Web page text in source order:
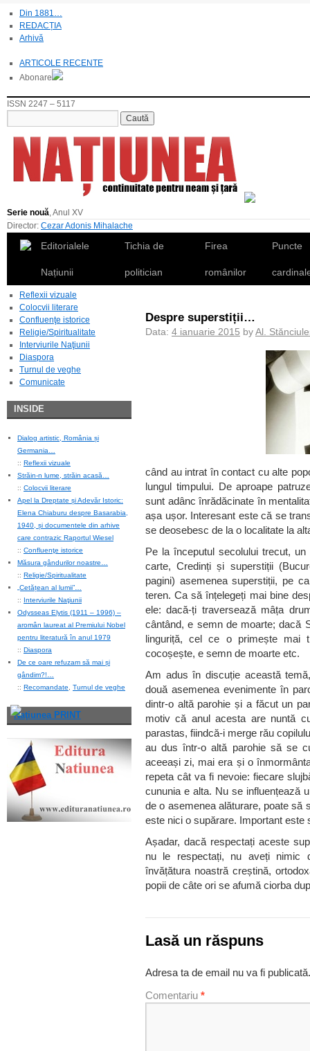
Din 1881…
REDACȚIA
Arhivă
ARTICOLE RECENTE
Abonare
ISSN 2247 – 5117
Serie nouă, Anul XV
Director: Cezar Adonis Mihalache
Editorialele
Națiunii
Tichia de
politician
Firea
românilor
Puncte
Reflexii vizuale
Colocvii literare
Confluenţe istorice
Religie/Spiritualitate
Interviurile Naţiunii
Diaspora
Turnul de veghe
Comunicate
INSIDE
Dialog artistic, România și
Germania…
:: Reflexii vizuale
Străin-n lume, străin acasă…
:: Colocvii literare
Apel la Dreptate și Adevăr Istoric:
Elena Chiaburu despre Basarabia,
1940, și documentele din arhive
care contrazic Raportul Wiesel
:: Confluenţe istorice
Măsura gândurilor noastre…
:: Religie/Spiritualitate
„Cetățean al lumii”…
:: Interviurile Naţiunii
Odysseas Elytis (1911 – 1996) –
aromân laureat al Premiului Nobel
pentru literatură în anul 1979
:: Diaspora
De ce oare refuzam să mai și
gândim?!…
:: Recomandate Turnul de veghe
Naţiunea PRINT
Despre superstiții…
Data: 4 ianuarie 2015 byAl.
când au intrat în contact cu alte
lungul timpului. De aproape
sunt adânc înrădăcinate în
așa ușor. Interesant este că se
se deosebesc de la o localitate la
Pe la începutul secolului trecut,
carte, Credinți și superstiții
pagini) asemenea superstiții, pe
teren. Ca să înțelegeți mai bine
ele: dacă-ți traversează mâța
cântând, e semn de moarte; dacă
linguriță, cel ce o primește mai
cocoșește, e semn de moarte etc.
Am adus în discuție această
două asemenea evenimente în
dintr-o altă parohie și a făcut un
motiv că anul acesta are nuntă
parastas, fiindcă-i merge rău
au dus într-o altă parohie să se
aceeași zi, mai era și o
repeta cât va fi nevoie: fiecare
cununia e alta. Nu se influențează
de o asemenea alăturare, poate să
este nici o supărare. Important este
Așadar, dacă respectați aceste
nu le respectați, nu aveți nimic
învățătura noastră creștină,
popii de câte ori se afumă ciorba
Lasă un răspuns
Adresa ta de email nu va fi publicată.
Comentariu *